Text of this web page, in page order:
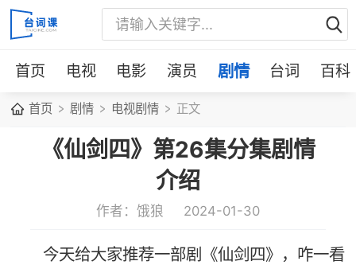
首页 电视 电影 演员 剧情 台词 百科
首页 剧情 电视剧情 正文
《仙剑四》第26集分集剧情
介绍
作者：饿狼 2024-01-30
今天给大家推荐一部剧《仙剑四》，咋一看